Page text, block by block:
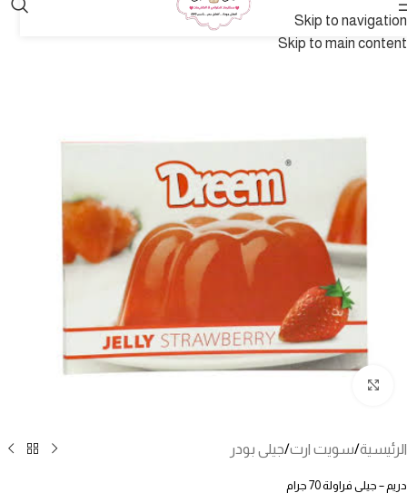
Skip to navigation
Skip to main content
الرئيسية/سويت ارت/جيلى بودر
دريم – جيلى فراولة 70 جرام